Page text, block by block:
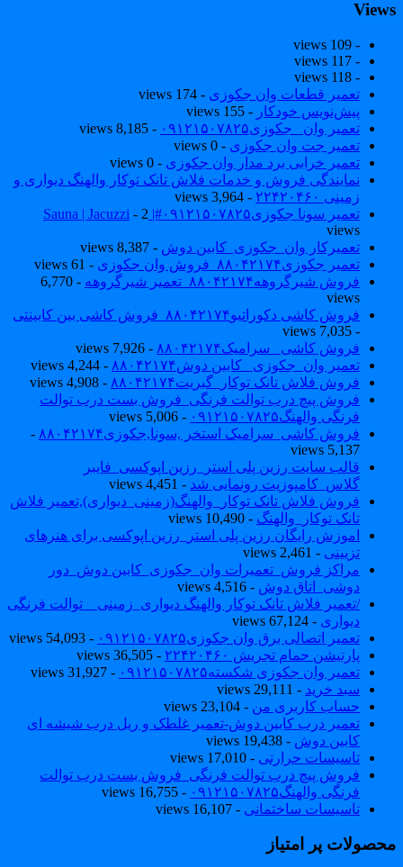
- 109 views
- 117 views
- 118 views
تعمیر قطعات وان جکوزی - 174 views
پیش‌نویس خودکار- 155 views
تعمیر وان _جکوزی۰۹۱۲۱۵۰۷۸۲۵
- 8,185 views
تعمیر جت وان جکوزی - 0 views
تعمیر خرابی برد مدار وان جکوزی - 0 views
نمایندگی فروش و خدمات فلاش تانک توکار والهنگ دیواری و
زمینی ۲۲۴۲۰۴۶۰
- 3,964 views
تعمیر سونا جکوزی۰۹۱۲۱۵۰۷۸۲۵#| Sauna | Jacuzzi
- 2
views
تعمیرکار وان_جکوزی_کابین دوش- 8,387 views
تعمیر جکوزی۸۸۰۴۲۱۷۴_فروش وان جکوزی
- 61 views
فروش شیرگروهه۸۸۰۴۲۱۷۴_تعمیر شیرگروهه
- 6,770
views
فروش کاشی دکوراتیو۸۸۰۴۲۱۷۴_فروش کاشی بین کابینتی
فروش کاشی _سرامیک۸۸۰۴۲۱۷۴
- 7,926 views
تعمیر وان_جکوزی_ کابین دوش۸۸۰۴۲۱۷۴
- 4,244 views
فروش فلاش تانک توکار_گبریت۸۸۰۴۲۱۷۴
- 4,908 views
فروش پیچ درب توالت فرنگی_فروش بست درب توالت
فرنگی والهنگ۰۹۱۲۱۵۰۷۸۲۵
- 5,006 views
فروش کاشی_سرامیک استخر ,سونا,جکوزی۸۸۰۴۲۱۷۴
-
5,137 views
قالب سایت رزین پلی استر_رزین اپوکسی_فایبر
گلاس_کامپوزیت رونمایی شد- 4,451 views
فروش فلاش تانک توکار_والهنگ(زمینی_دیواری),تعمیر فلاش
تانک توکار_والهنگ- 10,490 views
اموزش رایگان رزین پلی استر_رزین اپوکسی برای هنرهای
تزیینی- 2,461 views
مراکز فروش_تعمیرات وان_جکوزی_کابین دوش_دور
دوشی_اتاق دوش- 4,516 views
/تعمیر فلاش تانک توکار والهنگ دیواری_زمینی _ توالت فرنگی
دیواری - 67,124 views
تعمیر اتصالی برق وان جکوزی۰۹۱۲۱۵۰۷۸۲۵
- 54,093 views
پارتیشن حمام تجریش ۲۲۴۲۰۴۶۰
- 36,505 views
تعمیر وان جکوزی شکسته۰۹۱۲۱۵۰۷۸۲۵
- 31,927 views
سبد خرید - 29,111 views
حساب کاربری من- 23,104 views
تعمیر درب کابین دوش-تعمیر غلطک و ریل درب شیشه ای
کابین دوش- 19,438 views
تاسیسات حرارتی- 17,010 views
فروش پیچ درب توالت فرنگی_فروش بست درب توالت
فرنگی والهنگ۰۹۱۲۱۵۰۷۸۲۵
- 16,755 views
تاسیسات ساختمانی- 16,107 views
پر امتیاز